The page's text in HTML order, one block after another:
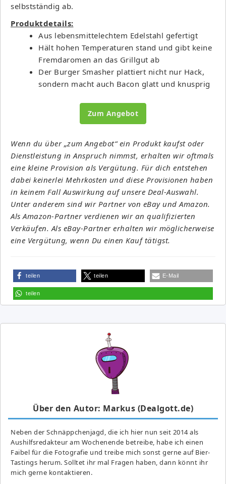
selbstständig ab.
Produktdetails:
Aus lebensmittelechtem Edelstahl gefertigt
Hält hohen Temperaturen stand und gibt keine
Fremdaromen an das Grillgut ab
Der Burger Smasher plattiert nicht nur Hack,
sondern macht auch Bacon glatt und knusprig
Zum Angebot
Wenn du über „zum Angebot“ ein Produkt kaufst oder
Dienstleistung in Anspruch nimmst, erhalten wir oftmals
eine kleine Provision als Vergütung. Für dich entstehen
dabei keinerlei Mehrkosten und diese Provisionen haben
in keinem Fall Auswirkung auf unsere Deal-Auswahl.
Unter anderem sind wir Partner von eBay und Amazon.
Als Amazon-Partner verdienen wir an qualifizierten
Verkäufen. Als eBay-Partner erhalten wir möglicherweise
eine Vergütung, wenn Du einen Kauf tätigst.
teilen teilen E-Mail
teilen
Über den Autor: Markus (Dealgott.de)
Neben der Schnäppchenjagd, die ich hier nun seit 2014 als
Aushilfsredakteur am Wochenende betreibe, habe ich einen
Faibel für die Fotografie und treibe mich sonst gerne auf Bier-
Tastings herum. Solltet ihr mal Fragen haben, dann könnt ihr
mich gerne kontaktieren.